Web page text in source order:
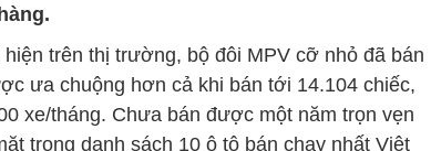
trên thị trường, bộ đôi MPV cỡ nhỏ đã bán
ưa chuộng hơn cả khi bán tới 14.104 chiếc,
xe/tháng. Chưa bán được một năm trọn vẹn
trong danh sách 10 ô tô bán chạy nhất Việt